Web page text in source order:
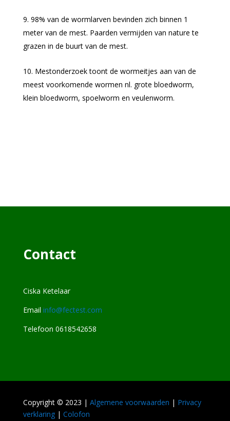
98% van de wormlarven bevinden zich binnen 1
meter van de mest. Paarden vermijden van nature te
grazen in de buurt van de mest.
Mestonderzoek toont de wormeitjes aan van de
meest voorkomende wormen nl. grote bloedworm,
klein bloedworm, spoelworm en veulenworm.
Contact
Ciska Ketelaar
Email info@fectest.com
Telefoon 0618542658
Copyright © 2023 | Algemene voorwaarden | Privacy
verklaring| Colofon